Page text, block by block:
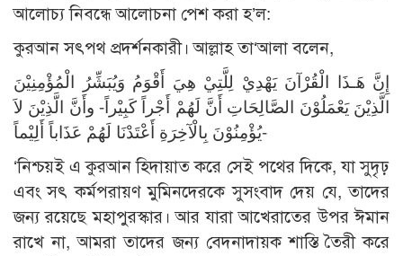
আলোচ্য নিবন্ধে আলোচনা পেশ করা হ’ল:
কুরআন সৎপথ প্রদর্শনকারী। আল্লাহ তা‘আলা বলেন,
إِنَّ هَـذَا الْقُرْآنَ يَهْدِيْ لِلَّتِيْ هِيَ أَقْوَمُ وَيُبَشِّرُ الْمُؤْمِنِيْنَ
الَّذِيْنَ يَعْمَلُوْنَ الصَّالِحَاتِ أَنَّ لَهُمْ أَجْراً كَبِيْراً- وأَنَّ الَّذِيْنَ لاَ
يُؤْمِنُوْنَ بِالْآخِرَةِ أَعْتَدْنَا لَهُمْ عَذَاباً أَلِيْماً-
‘নিশ্চয়ই এ কুরআন হিদায়াত করে সেই পথের দিকে, যা সুদৃঢ়
এবং সৎ কর্মপরায়ণ মুমিনদেরকে সুসংবাদ দেয় যে, তাদের
জন্য রয়েছে মহাপুরস্কার। আর যারা আখেরাতের উপর ঈমান
রাখে না, আমরা তাদের জন্য বেদনাদায়ক শাস্তি তৈরী করে